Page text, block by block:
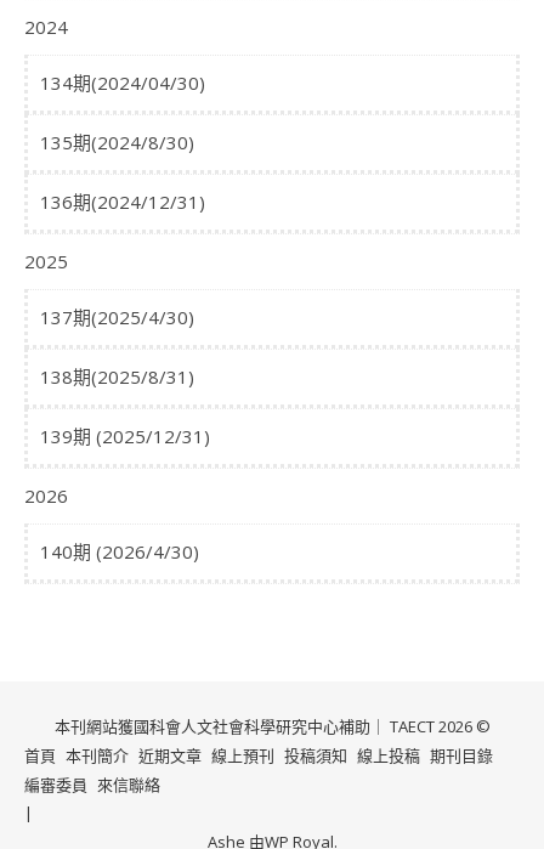
2024
134期(2024/04/30)
135期(2024/8/30)
136期(2024/12/31)
2025
137期(2025/4/30)
138期(2025/8/31)
139期 (2025/12/31)
2026
140期 (2026/4/30)
本刊網站獲國科會人文社會科學研究中心補助｜ TAECT 2026 ©
首頁 本刊簡介 近期文章 線上預刊 投稿須知 線上投稿 期刊目錄
編審委員 來信聯絡
Ashe 由WP Royal.